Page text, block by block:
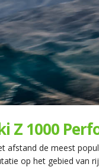
Z 1000
afstand de meest
op het gebied van